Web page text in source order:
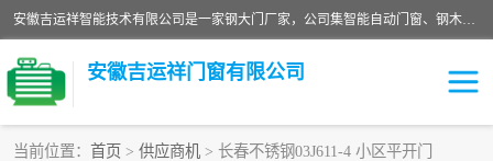
安徽吉运祥智能技术有限公司是一家钢大门厂家，公司集智能自动门窗、钢木门、特种门窗、工业门窗、图集门窗、定制门窗、非标门窗等通道产品的研发设计、制作、安装于一体的综合性、性高新技术企业。
安徽吉运祥门窗有限公司
当前位置： 首页 > 供应商机 > 长春不锈钢03J611-4 小区平开门